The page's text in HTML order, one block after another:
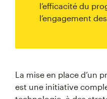
l’efficacité du
l’engagement
La mise en place d’un
est une initiative